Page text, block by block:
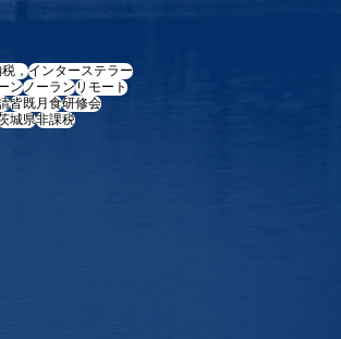
，インターステラー
ンノーランリモート
皆既月食研修会
城県非課税